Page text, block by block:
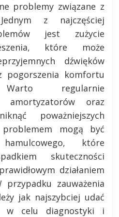
problemy związane z
z najczęściej
jest zużycie
które może
dźwięków
pogorszenia komfortu
Warto regularnie
amortyzatorów oraz
poważniejszych
mogą być
które
skuteczności
działaniem
przypadku zauważenia
jak najszybciej udać
w celu diagnostyki i